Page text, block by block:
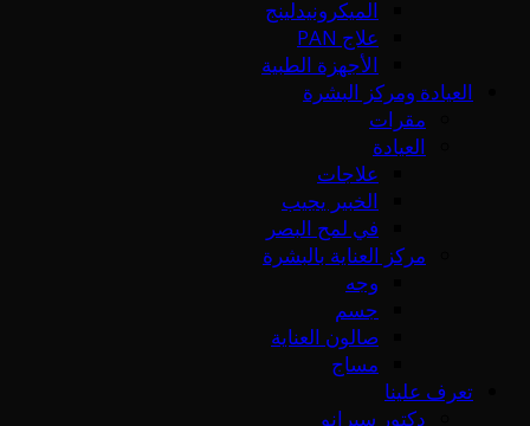
الميكرونيدلينج
علاج PAN
الأجهزة الطبية
العيادة ومركز البشرة
مقرات
العيادة
علاجات
الخبير يجيب
في لمح البصر
مركز العناية بالبشرة
وجه
جسم
صالون العناية
مساج
تعرف علينا
دكتور سيرانو